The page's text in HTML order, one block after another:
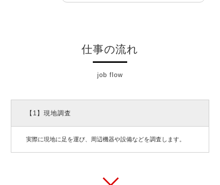
仕事の流れ
job flow
【1】現地調査
実際に現地に足を運び、周辺機器や設備などを調査します。